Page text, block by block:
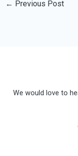
← Previous Post
We would love to